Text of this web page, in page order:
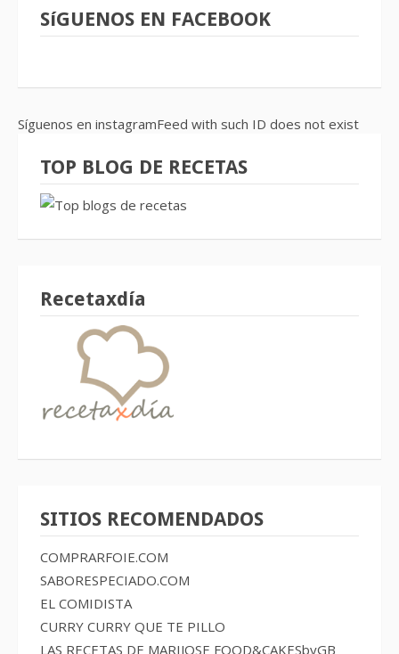
SíGUENOS EN FACEBOOK
Síguenos en instagramFeed with such ID does not exist
TOP BLOG DE RECETAS
Recetaxdía
SITIOS RECOMENDADOS
COMPRARFOIE.COM
SABORESPECIADO.COM
EL COMIDISTA
CURRY CURRY QUE TE PILLO
LAS RECETAS DE MARIJOSE FOOD&CAKESbyGB